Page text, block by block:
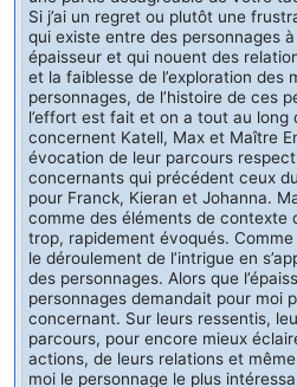
Si j’ai un regret ou plutôt une
qui existe entre des personnages
épaisseur et qui nouent des
et la faiblesse de l’exploration des
personnages, de l’histoire de ces
l’effort est fait et on a tout au long
concernent Katell, Max et Maître
évocation de leur parcours
concernants qui précédent ceux
pour Franck, Kieran et Johanna.
comme des éléments de contexte
trop, rapidement évoqués.
le déroulement de l’intrigue en
des personnages. Alors que
personnages demandait pour moi
concernant. Sur leurs ressentis,
parcours, pour encore mieux
actions, de leurs relations et
moi le personnage le plus